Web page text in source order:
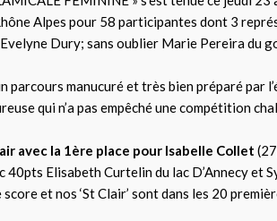
Alpes pour 58 participantes dont 3
Dury; sans oublier Marie Pereira du
manucuré et très bien préparé par
qui n’a pas empêché une compétition
avec la 1ère place pour Isabelle Collet
40pts Elisabeth Curtelin du lac D’Annecy et
et nos ‘St Clair’ sont dans les 20